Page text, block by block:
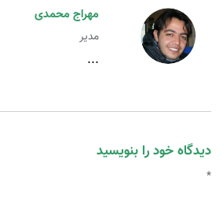
مهراج محمدی
مدیر
...
دیدگاه خود را بنویسید
*